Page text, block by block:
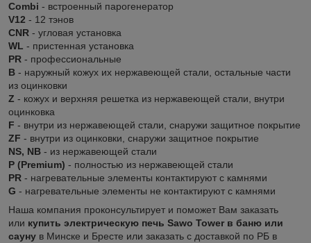
Combi - встроенный парогенератор
V12 - 12 тэнов
CNR - угловая установка
WL - пристенная установка
PR - профессиональные
В - наружный кожух их нержавеющей стали, остальные части
из оцинковки
Z - кожух и верхняя решетка из нержавеющей стали, внутри
оцинковка
F - внутри из нержавеющей стали, снаружи защитное покрытие
ZF - внутри из оцинковки, снаружи защитное покрытие
NS, NB - из нержавеющей стали
P (Premium) - полностью из нержавеющей стали
PR - нагревательные элементы контактируют с камнями
G - нагревательные элементы не контактируют с камнями
Наша компания проконсультирует и поможет Вам заказать
или купить электрическую печь Sawo Tower в баню или
сауну в Минске и Бресте или заказать с доставкой по РБ в